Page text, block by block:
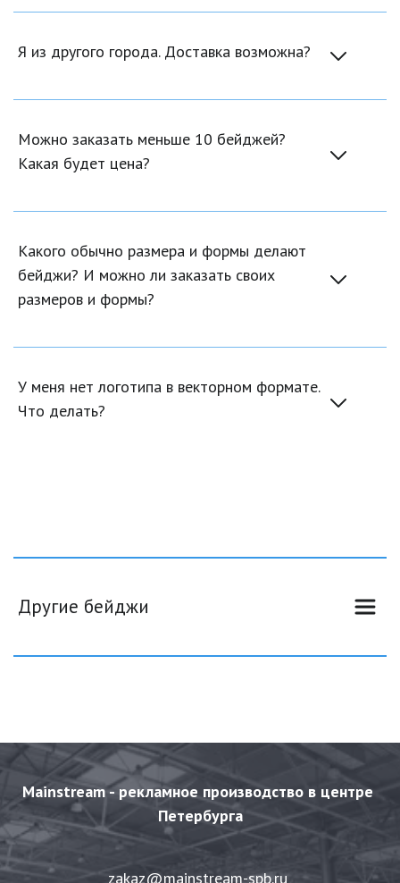
Я из другого города. Доставка возможна?
Можно заказать меньше 10 бейджей?
Какая будет цена?
Какого обычно размера и формы делают
бейджи? И можно ли заказать своих
размеров и формы?
У меня нет логотипа в векторном формате.
Что делать?
Другие бейджи
Mainstream - рекламное производство в центре
Петербурга
zakaz@mainstream-spb.ru